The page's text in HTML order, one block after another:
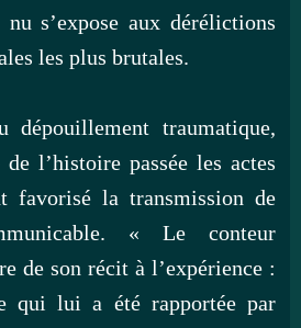
s’expose aux dérélictions
les plus brutales.
dépouillement traumatique,
l’histoire passée les actes
favorisé la transmission de
« Le conteur
de son récit à l’expérience :
qui lui a été rapportée par